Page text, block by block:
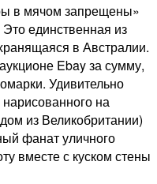
в мячом запрещены»
единственная из
в Австралии.
Ebay за сумму,
Удивительно
на
из Великобритании)
фанат уличного
вместе с куском стены